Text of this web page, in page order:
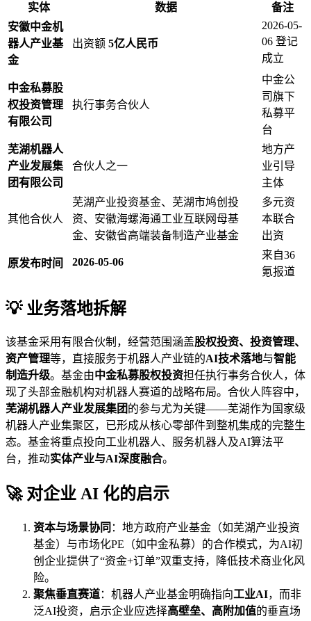
实体 数据
备注
安徽中金机
器人产业基
金
出资额 5亿人民币
2026-05-
06 登记
成立
中金私募股
权投资管理
有限公司
执行事务合伙人
中金公
司旗下
私募平
台
芜湖机器人
产业发展集
团有限公司
合伙人之一
地方产
业引导
主体
其他合伙人
芜湖产业投资基金、芜湖市鸠创投
资、安徽海螺海通工业互联网母基
金、安徽省高端装备制造产业基金
多元资
本联合
出资
原发布时间 2026-05-06
来自36
氪报道
💡 业务落地拆解
该基金采用有限合伙制，经营范围涵盖股权投资、投资管理、
资产管理等，直接服务于机器人产业链的AI技术落地与智能
制造升级。基金由中金私募股权投资担任执行事务合伙人，体
现了头部金融机构对机器人赛道的战略布局。合伙人阵容中，
芜湖机器人产业发展集团的参与尤为关键——芜湖作为国家级
机器人产业集聚区，已形成从核心零部件到整机集成的完整生
态。基金将重点投向工业机器人、服务机器人及AI算法平
台，推动实体产业与AI深度融合。
🚀 对企业 AI 化的启示
资本与场景协同 ：地方政府产业基金（如芜湖产业投资
基金）与市场化PE（如中金私募）的合作模式，为AI初
创企业提供了“资金+订单”双重支持，降低技术商业化风
险。
聚焦垂直赛道：机器人产业基金明确指向工业AI，而非
泛AI投资，启示企业应选择高壁垒、高附加值的垂直场